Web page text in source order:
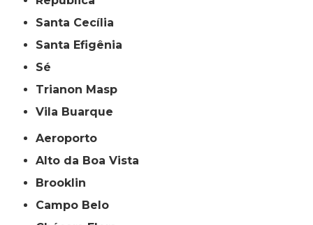
Santa Cecília
Santa Efigênia
Sé
Trianon Masp
Vila Buarque
Aeroporto
Alto da Boa Vista
Brooklin
Campo Belo